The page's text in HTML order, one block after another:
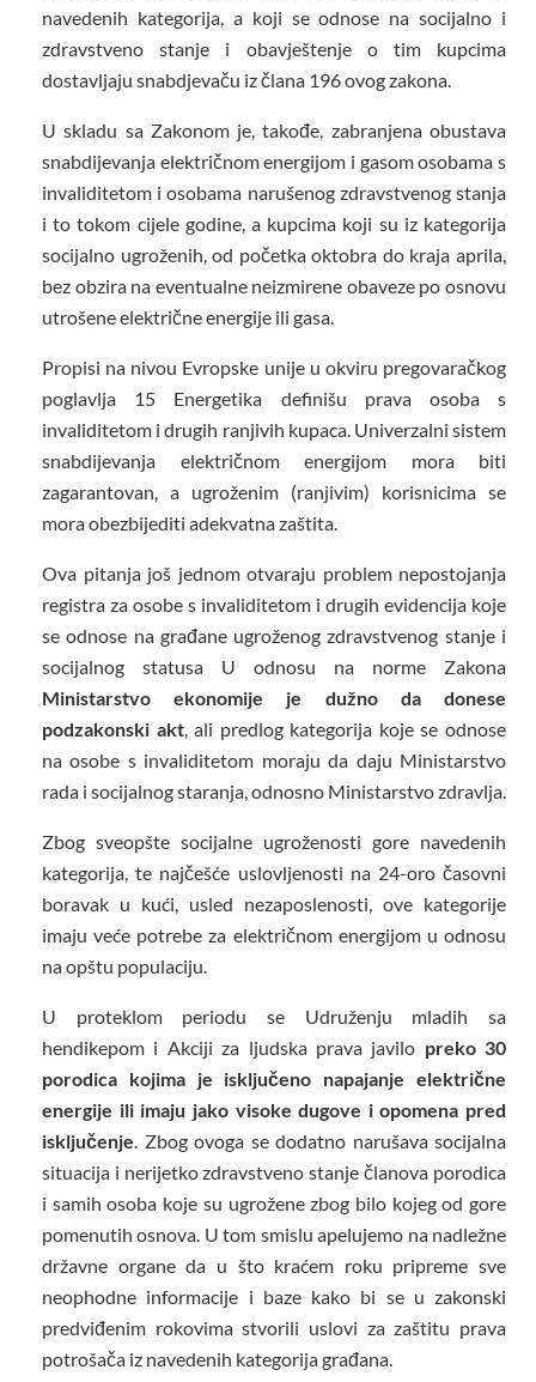
navedenih kategorija, a koji se odnose na socijalno i
zdravstveno stanje i obavještenje o tim kupcima
dostavljaju snabdjevaču iz člana 196 ovog zakona.
U skladu sa Zakonom je, takođe, zabranjena obustava
snabdijevanja električnom energijom i gasom osobama s
invaliditetom i osobama narušenog zdravstvenog stanja
i to tokom cijele godine, a kupcima koji su iz kategorija
socijalno ugroženih, od početka oktobra do kraja aprila,
bez obzira na eventualne neizmirene obaveze po osnovu
utrošene električne energije ili gasa.
Propisi na nivou Evropske unije u okviru pregovaračkog
poglavlja 15 Energetika definišu prava osoba s
invaliditetom i drugih ranjivih kupaca. Univerzalni sistem
snabdijevanja električnom energijom mora biti
zagarantovan, a ugroženim (ranjivim) korisnicima se
mora obezbijediti adekvatna zaštita.
Ova pitanja još jednom otvaraju problem nepostojanja
registra za osobe s invaliditetom i drugih evidencija koje
se odnose na građane ugroženog zdravstvenog stanje i
socijalnog statusa U odnosu na norme Zakona
Ministarstvo ekonomije je dužno da donese
podzakonski akt, ali predlog kategorija koje se odnose
na osobe s invaliditetom moraju da daju Ministarstvo
rada i socijalnog staranja, odnosno Ministarstvo zdravlja.
Zbog sveopšte socijalne ugroženosti gore navedenih
kategorija, te najčešće uslovljenosti na 24-oro časovni
boravak u kući, usled nezaposlenosti, ove kategorije
imaju veće potrebe za električnom energijom u odnosu
na opštu populaciju.
U proteklom periodu se Udruženju mladih sa
hendikepom i Akciji za ljudska prava javilo preko 30
porodica kojima je isključeno napajanje električne
energije ili imaju jako visoke dugove i opomena pred
isključenje. Zbog ovoga se dodatno narušava socijalna
situacija i nerijetko zdravstveno stanje članova porodica
i samih osoba koje su ugrožene zbog bilo kojeg od gore
pomenutih osnova. U tom smislu apelujemo na nadležne
državne organe da u što kraćem roku pripreme sve
neophodne informacije i baze kako bi se u zakonski
predviđenim rokovima stvorili uslovi za zaštitu prava
potrošača iz navedenih kategorija građana.